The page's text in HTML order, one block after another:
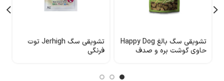
تشویقی سگ بالغ Happy Dog
حاوی گوشت بره و صدف
تشویقی سگ Jerhigh توت
فرنگی